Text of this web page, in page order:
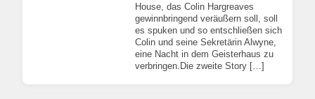
House, das Colin Hargreaves
gewinnbringend veräußern soll, soll
es spuken und so entschließen sich
Colin und seine Sekretärin Alwyne,
eine Nacht in dem Geisterhaus zu
verbringen.Die zweite Story […]